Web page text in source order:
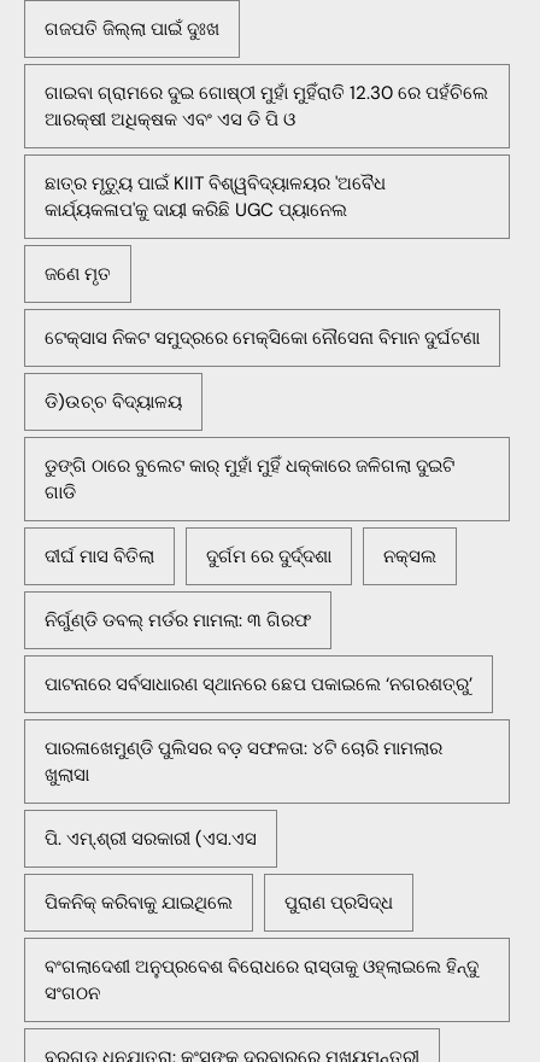
ଗଜପତି ଜିଲ୍ଲା ପାଇଁ ଦୁଃଖ
ଗାଇବା ଗ୍ରାମରେ ଦୁଇ ଗୋଷ୍ଠୀ ମୁହାଁ ମୁହିଁରାତି 12.30 ରେ ପହଁଚିଲେ
ଆରକ୍ଷୀ ଅଧିକ୍ଷକ ଏବଂ ଏସ ଡି ପି ଓ
ଛାତ୍ର ମୃତ୍ୟୁ ପାଇଁ KIIT ବିଶ୍ୱବିଦ୍ୟାଳୟର 'ଅବୈଧ
କାର୍ଯ୍ୟକଳାପ'କୁ ଦାୟୀ କରିଛି UGC ପ୍ୟାନେଲ
ଜଣେ ମୃତ
ଟେକ୍ସାସ ନିକଟ ସମୁଦ୍ରରେ ମେକ୍ସିକୋ ନୌସେନା ବିମାନ ଦୁର୍ଘଟଣା
ଡି)ଉଚ୍ଚ ବିଦ୍ୟାଳୟ
ଡୁଙ୍ଗି ଠାରେ ବୁଲେଟ କାର୍ ମୁହାଁ ମୁହିଁ ଧକ୍କାରେ ଜଳିଗଲା ଦୁଇଟି
ଗାଡି
ଦୀର୍ଘ ମାସ ବିତିଲା ଦୁର୍ଗମ ରେ ଦୁର୍ଦ୍ଦଶା ନକ୍ସଲ
ନିର୍ଗୁଣ୍ଡି ଡବଲ୍ ମର୍ଡର ମାମଲା: ୩ ଗିରଫ
ପାଟନାରେ ସର୍ବସାଧାରଣ ସ୍ଥାନରେ ଛେପ ପକାଇଲେ ‘ନଗରଶତ୍ରୁ’
ପାରଳାଖେମୁଣ୍ଡି ପୁଲିସର ବଡ଼ ସଫଳତା: ୪ଟି ଚୋରି ମାମଲାର
ଖୁଲାସା
ପି. ଏମ୍.ଶ୍ରୀ ସରକାରୀ (ଏସ.ଏସ
ପିକନିକ୍‌ କରିବାକୁ ଯାଇଥିଲେ ପୁରାଣ ପ୍ରସିଦ୍ଧ
ବଂଗଲାଦେଶୀ ଅନୁପ୍ରବେଶ ବିରୋଧରେ ରାସ୍ତାକୁ ଓହ୍ଲାଇଲେ ହିନ୍ଦୁ
ସଂଗଠନ
ବରଗଡ଼ ଧନୁଯାତ୍ରା: କଂସଙ୍କ ଦରବାରରେ ମୁଖ୍ୟମନ୍ତ୍ରୀ